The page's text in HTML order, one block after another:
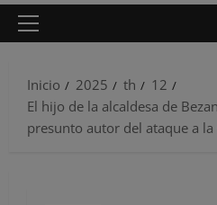
Menú
Inicio
2025 th
12
El hijo de la alcaldesa de
presunto autor del ataque a la